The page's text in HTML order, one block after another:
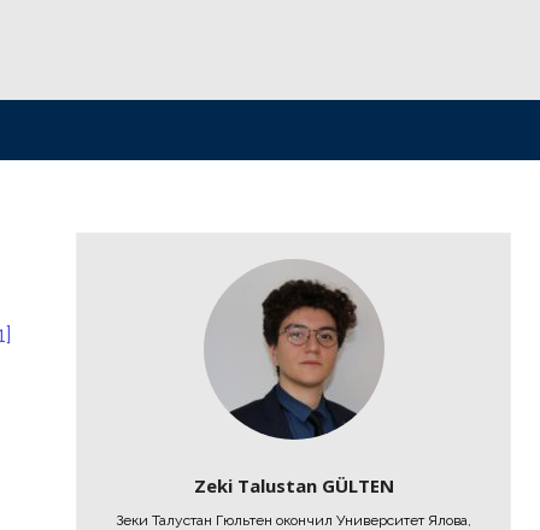
Zeki Talustan GÜLTEN
Зеки Талустан Гюльтен окончил Университет Ялова,